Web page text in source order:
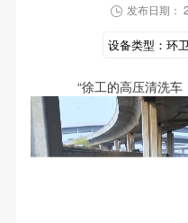
 发布日期：
设备类型： 环
“徐工的高压清洗